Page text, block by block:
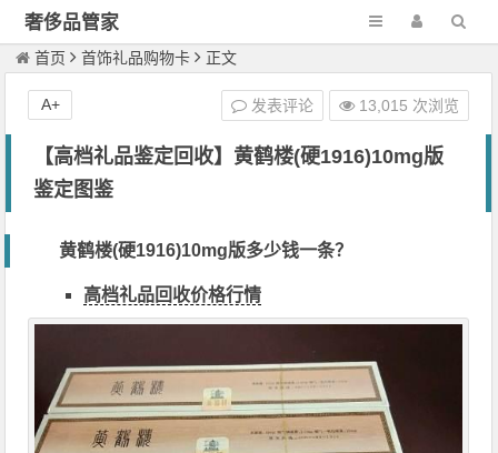
奢侈品管家
首页 首饰礼品购物卡 正文
【高档礼品鉴定回收】黄鹤楼(硬1916)10mg版
鉴定图鉴
发表评论 13,015 次浏览
A+
黄鹤楼(硬1916)10mg版多少钱一条？
高档礼品回收价格行情